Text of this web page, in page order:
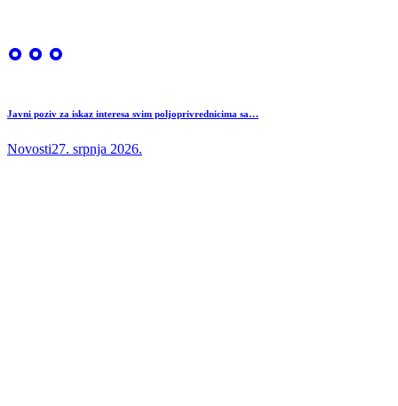
Javni poziv za iskaz interesa svim poljoprivrednicima sa…
Novosti27. srpnja 2026.